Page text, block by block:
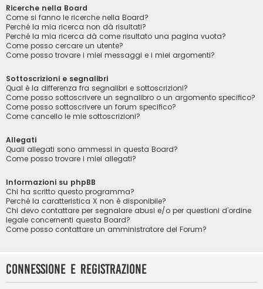
Ricerche nella Board
Come si fanno le ricerche nella Board?
Perché la mia ricerca non dà risultati?
Perché la mia ricerca dà come risultato una pagina vuota?
Come posso cercare un utente?
Come posso trovare i miei messaggi e i miei argomenti?
Sottoscrizioni e segnalibri
Qual è la differenza fra segnalibri e sottoscrizioni?
Come posso sottoscrivere un segnalibro o un argomento specifico?
Come posso sottoscrivere un forum specifico?
Come cancello le mie sottoscrizioni?
Allegati
Quali allegati sono ammessi in questa Board?
Come posso trovare i miei allegati?
Informazioni su phpBB
Chi ha scritto questo programma?
Perché la caratteristica X non è disponibile?
Chi devo contattare per segnalare abusi e/o per questioni d’ordine
legale concernenti questa Board?
Come posso contattare un amministratore del Forum?
Connessione e registrazione